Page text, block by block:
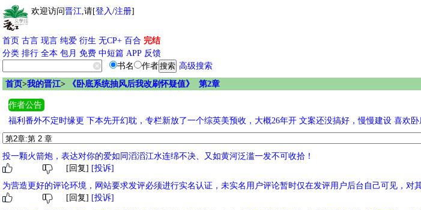
欢迎访问晋江,请[登入/注册]
首页 古言 现言 纯爱 衍生 无CP+ 百合 完结
分类 排行 全本 包月 免费 中短篇 APP 反馈
书名
作者
高级搜索
首页>我的晋江> 《卧底系统抽风后我改刷怀疑值》 第2章
作者公告
福利番外不定时缘更 下本先开幻耽，专栏新放了一个综英美预收，大概26年开 文案还没搞好，慢慢建设 喜欢
投一颗火箭炮，表达对你的爱如同滔滔江水连绵不决、又如黄河泛滥一发不可收拾！
[回复] [投诉]
为营造更好的评论环境，网站要求发评必须进行实名认证，未实名用户评论暂时仅在发评用户后台自己可见，对
[回复] [投诉]